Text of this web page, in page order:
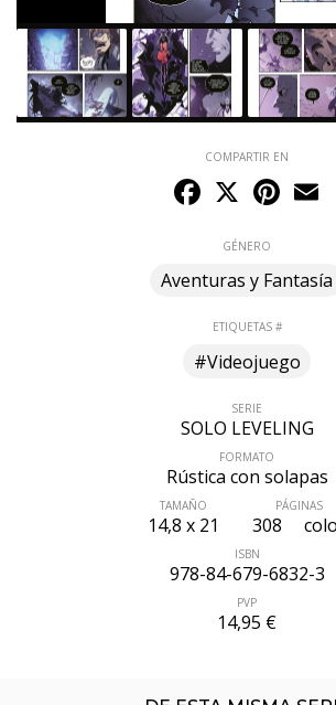
COMPARTIR EN
Facebook
X
GÉNERO
Aventuras y Fantasía
ETIQUETAS #
#Videojuego
SERIE
SOLO LEVELING
FORMATO
Rústica con solapas
TAMAÑO
14,8 x 21
PÁGINAS
308
ISBN
978-84-679-6832-3
PVP
14,95 €
ÚLTIMO NÚMERO PUBLICADO